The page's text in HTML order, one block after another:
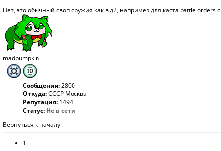
Нет, это обычный своп оружия как в д2, например для каста battle
madpumpkin
Сообщения:2800
Откуда:СССР Москва
Репутация: 1494
Статус: Не в сети
Вернуться к началу
1